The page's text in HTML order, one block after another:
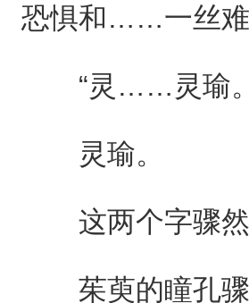
恐惧和……一丝难
“灵……灵瑜。
灵瑜。
这两个字骤然
茱萸的瞳孔骤